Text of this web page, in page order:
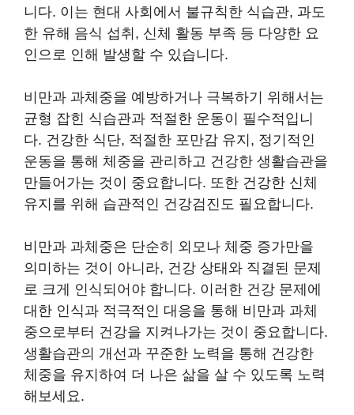
니다. 이는 현대 사회에서 불규칙한 식습관, 과도
한 유해 음식 섭취, 신체 활동 부족 등 다양한 요
인으로 인해 발생할 수 있습니다.
비만과 과체중을 예방하거나 극복하기 위해서는
균형 잡힌 식습관과 적절한 운동이 필수적입니
다. 건강한 식단, 적절한 포만감 유지, 정기적인
운동을 통해 체중을 관리하고 건강한 생활습관을
만들어가는 것이 중요합니다. 또한 건강한 신체
유지를 위해 습관적인 건강검진도 필요합니다.
비만과 과체중은 단순히 외모나 체중 증가만을
의미하는 것이 아니라, 건강 상태와 직결된 문제
로 크게 인식되어야 합니다. 이러한 건강 문제에
대한 인식과 적극적인 대응을 통해 비만과 과체
중으로부터 건강을 지켜나가는 것이 중요합니다.
생활습관의 개선과 꾸준한 노력을 통해 건강한
체중을 유지하여 더 나은 삶을 살 수 있도록 노력
해보세요.